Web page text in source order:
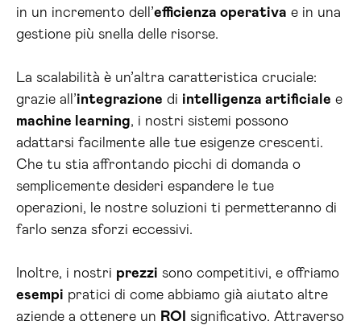
in un incremento dell’efficienza operativa e in una
gestione più snella delle risorse.
La scalabilità è un’altra caratteristica cruciale:
grazie all’integrazione di intelligenza artificiale e
machine learning, i nostri sistemi possono
adattarsi facilmente alle tue esigenze crescenti.
Che tu stia affrontando picchi di domanda o
semplicemente desideri espandere le tue
operazioni, le nostre soluzioni ti permetteranno di
farlo senza sforzi eccessivi.
Inoltre, i nostri prezzi sono competitivi, e offriamo
esempi pratici di come abbiamo già aiutato altre
aziende a ottenere un ROI
significativo. Attraverso